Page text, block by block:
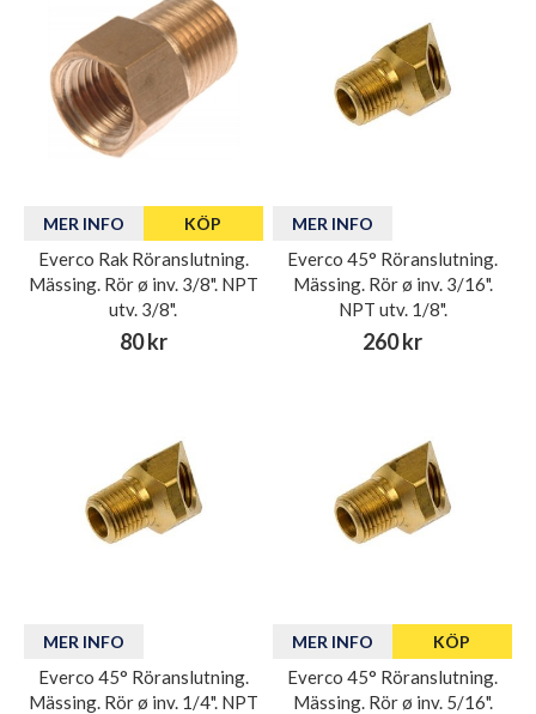
MER INFO KÖP
Everco Rak Röranslutning.
Mässing. Rör ø inv. 3/8". NPT
utv. 3/8".
80 kr
MER INFO
Everco 45° Röranslutning.
Mässing. Rör ø inv. 3/16".
NPT utv. 1/8".
260 kr
MER INFO
Everco 45° Röranslutning.
Mässing. Rör ø inv. 1/4". NPT
MER INFO KÖP
Everco 45° Röranslutning.
Mässing. Rör ø inv. 5/16".